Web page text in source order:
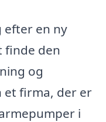
efter en ny
finde den
og
et firma, der er
i